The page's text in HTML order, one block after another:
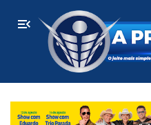
ÚLTIMASEx-jogador do